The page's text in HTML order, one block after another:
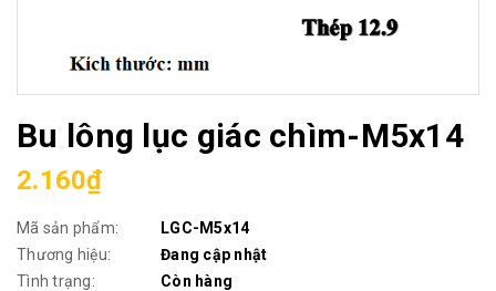
Bu lông lục giác chìm-M5x14
2.160₫
Mã sản phẩm:
LGC-M5x14
Thương hiệu:
Đang cập nhật
Tình trạng:
Còn hàng